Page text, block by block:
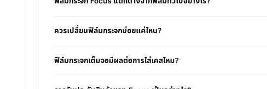
ควรเปลี่ยนฟิล์มกระจกบ่อยแค่ไหน?
ฟิล์มกระจกเต็มจอมีผลต่อการใส่เคสไหม?